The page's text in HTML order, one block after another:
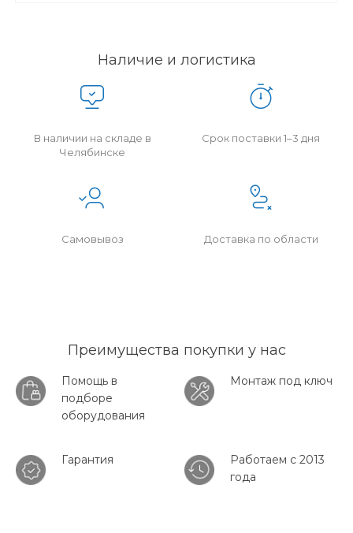
Наличие и логистика
В наличии на складе в
Челябинске
Срок поставки 1–3 дня
Самовывоз Доставка по области
Преимущества покупки у нас
Помощь в
подборе
оборудования
Монтаж под ключ
Гарантия
Работаем с 2013
года